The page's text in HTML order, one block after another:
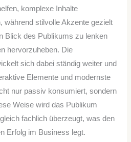
komplexe Inhalte
während stilvolle Akzente gezielt
Blick des Publikums zu lenken
hervorzuheben. Die
sich dabei ständig weiter und
Elemente und modernste
nur passiv konsumiert, sondern
Weise wird das Publikum
fachlich überzeugt, was den
Erfolg im Business legt.